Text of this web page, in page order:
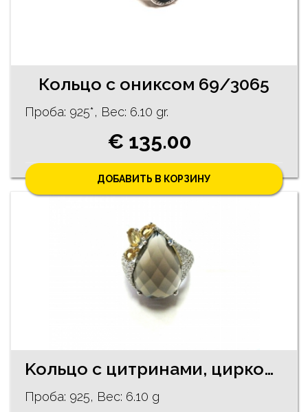
Кольцо с ониксом 69/3065
Проба: 925*, Bес: 6.10 gr.
€ 135.00
ДОБАВИТЬ В КОРЗИНУ
Koльцо с цитринами, цирконами, кварцем 30/0555
Проба: 925, Bес: 6.10 g